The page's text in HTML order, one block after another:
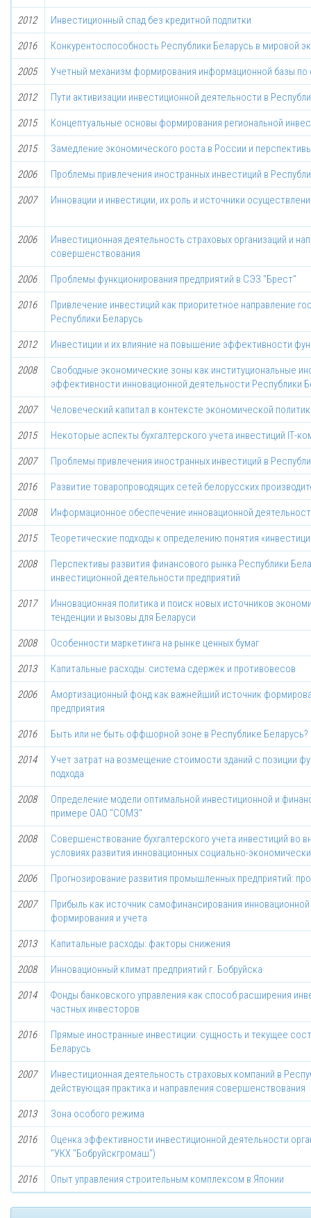
2012 Инвестиционный спад без кредитной подпитки
2016 Конкурентоспособность Республики Беларусь в мировой
2005 Учетный механизм формирования информационной базы
2012 Пути активизации инвестиционной деятельности в
2015 Концептуальные основы формирования региональной
2015 Замедление экономического роста в России и
2006 Проблемы привлечения иностранных инвестиций в
2007 Инновации и инвестиции, их роль и источники
2006
Инвестиционная деятельность страховых организаций и
совершенствования
2006 Проблемы функционирования предприятий в СЭЗ "Брест"
2016
Привлечение инвестиций как приоритетное направление
Республики Беларусь
2012 Инвестиции и их влияние на повышение эффективности
2008
Свободные экономические зоны как институциональные
эффективности инновационной деятельности Республики
2007 Человеческий капитал в контексте экономической
2015 Некоторые аспекты бухгалтерского учета инвестиций IТ-
2007 Проблемы привлечения иностранных инвестиций в
2016 Развитие товаропроводящих сетей белорусских
2008 Информационное обеспечение инновационной
2015 Теоретические подходы к определению понятия
2008
Перспективы развития финансового рынка Республики
инвестиционной деятельности предприятий
2017
Инновационная политика и поиск новых источников
тенденции и вызовы для Беларуси
2008 Особенности маркетинга на рынке ценных бумаг
2013 Капитальные расходы: система сдержек и противовесов
2006
Амортизационный фонд как важнейший источник
предприятия
2016 Быть или не быть оффшорной зоне в Республике Беларусь?
2014
Учет затрат на возмещение стоимости зданий с позиции
подхода
2008
Определение модели оптимальной инвестиционной и
примере ОАО "СОМЗ"
2008
Совершенствование бухгалтерского учета инвестиций во
условиях развития инновационных социально-
2006 Прогнозирование развития промышленных предприятий:
2007
Прибыль как источник самофинансирования
формирования и учета
2013 Капитальные расходы: факторы снижения
2008 Инновационный климат предприятий г. Бобруйска
2014
Фонды банковского управления как способ расширения
частных инвесторов
2016
Прямые иностранные инвестиции: сущность и текущее
Беларусь
2007
Инвестиционная деятельность страховых компаний в
действующая практика и направления совершенствования
2013 Зона особого режима
2016
Оценка эффективности инвестиционной деятельности
"УКХ "Боб­руйскгромаш")
2016 Опыт управления строительным комплексом в Японии